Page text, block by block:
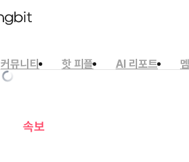
커뮤니티 핫 피플 AI 리포트
속보